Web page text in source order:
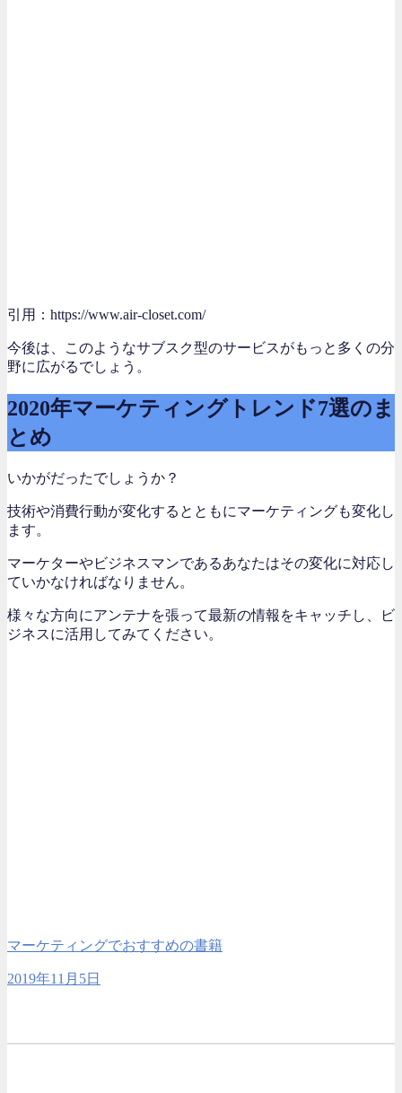
引用：https://www.air-closet.com/
今後は、このようなサブスク型のサービスがもっと多くの分
野に広がるでしょう。
2020年マーケティングトレンド7選のま
とめ
いかがだったでしょうか？
技術や消費行動が変化するとともにマーケティングも変化し
ます。
マーケターやビジネスマンであるあなたはその変化に対応し
ていかなければなりません。
様々な方向にアンテナを張って最新の情報をキャッチし、ビ
ジネスに活用してみてください。
マーケティングでおすすめの書籍
2019年11月5日